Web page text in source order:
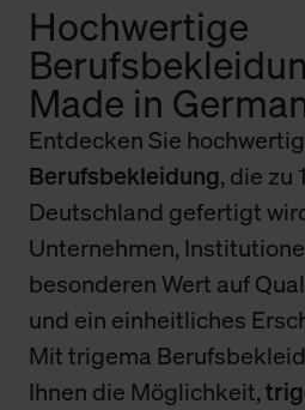
Hochwertige
Made in
Entdecken Sie
Berufsbekleidung, die zu
Deutschland gefertigt
Unternehmen,
besonderen Wert auf
und ein einheitliches
Mit trigema
Ihnen die Möglichkeit,